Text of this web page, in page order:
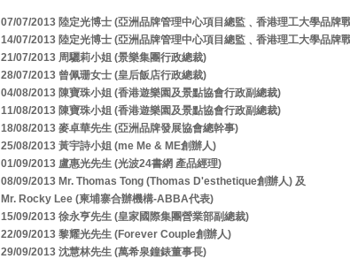
07/07/2013 陸定光博士 (亞洲品牌管理中心項目總監﹑香港理工大學品牌
14/07/2013 陸定光博士 (亞洲品牌管理中心項目總監﹑香港理工大學品牌
21/07/2013 周驪莉小姐 (景樂集團行政總裁)
28/07/2013 曾佩珊女士 (皇后飯店行政總裁)
04/08/2013 陳寶珠小姐 (香港遊樂園及景點協會行政副總裁)
11/08/2013 陳寶珠小姐 (香港遊樂園及景點協會行政副總裁)
18/08/2013 麥卓華先生 (亞洲品牌發展協會總幹事)
25/08/2013 黃宇詩小姐 (me Me & ME創辦人)
01/09/2013 盧惠光先生 (光波24書網 產品經理)
08/09/2013 Mr. Thomas Tong (Thomas D'esthetique創辦人) 及
Mr. Rocky Lee (柬埔寨合辦機構-ABBA代表)
15/09/2013 徐永亨先生 (皇家國際集團營業部副總裁)
22/09/2013 黎耀光先生 (Forever Couple創辦人)
29/09/2013 沈慧林先生 (萬希泉鐘錶董事長)